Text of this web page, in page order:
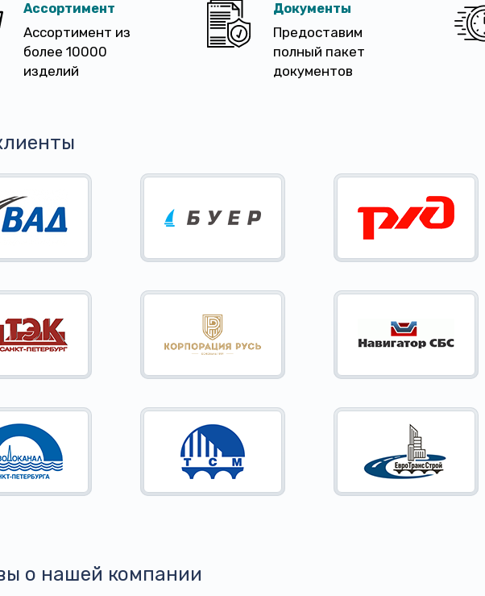
Ассортимент
Ассортимент из
более 10000
изделий
Документы
Предоставим
полный пакет
документов
о нашей компании